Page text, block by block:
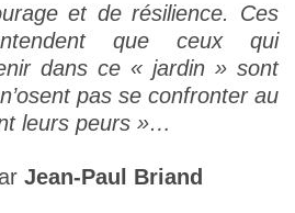
et de résilience. Ces
que ceux qui
dans ce « jardin » sont
pas se confronter au
leurs peurs »…
Jean-Paul Briand